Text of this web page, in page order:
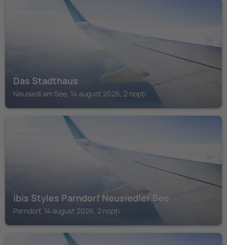
Das Stadthaus
Neusiedl am See, 14 august 2026, 2 nopți
ibis Styles Parndorf Neusiedler See
Parndorf, 14 august 2026, 2 nopți